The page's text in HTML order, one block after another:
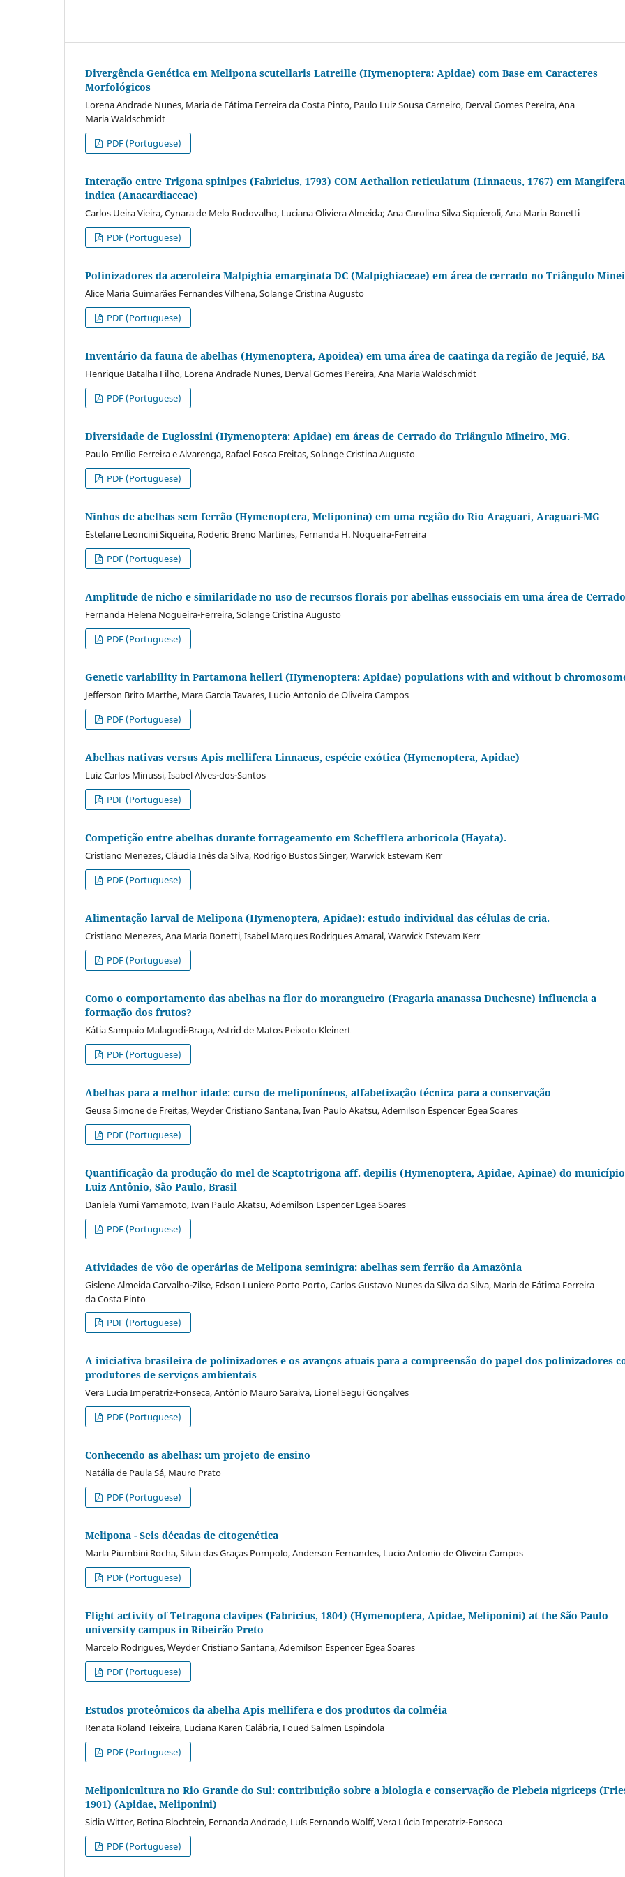
Divergência Genética em Melipona scutellaris Latreille (Hymenoptera: Apidae) com Base em Caracteres
Morfológicos
Lorena Andrade Nunes, Maria de Fátima Ferreira da Costa Pinto, Paulo Luiz Sousa Carneiro, Derval Gomes Pereira, Ana
Maria Waldschmidt
PDF (Portuguese)
Interação entre Trigona spinipes (Fabricius, 1793) COM Aethalion reticulatum (Linnaeus, 1767) em Mangifera
indica (Anacardiaceae)
Carlos Ueira Vieira, Cynara de Melo Rodovalho, Luciana Oliviera Almeida; Ana Carolina Silva Siquieroli, Ana Maria Bonetti
PDF (Portuguese)
Polinizadores da aceroleira Malpighia emarginata DC (Malpighiaceae) em área de cerrado no Triângulo
Alice Maria Guimarães Fernandes Vilhena, Solange Cristina Augusto
PDF (Portuguese)
Inventário da fauna de abelhas (Hymenoptera, Apoidea) em uma área de caatinga da região de Jequié, BA
Henrique Batalha Filho, Lorena Andrade Nunes, Derval Gomes Pereira, Ana Maria Waldschmidt
PDF (Portuguese)
Diversidade de Euglossini (Hymenoptera: Apidae) em áreas de Cerrado do Triângulo Mineiro, MG.
Paulo Emílio Ferreira e Alvarenga, Rafael Fosca Freitas, Solange Cristina Augusto
PDF (Portuguese)
Ninhos de abelhas sem ferrão (Hymenoptera, Meliponina) em uma região do Rio Araguari, Araguari-MG
Estefane Leoncini Siqueira, Roderic Breno Martines, Fernanda H. Noqueira-Ferreira
PDF (Portuguese)
Amplitude de nicho e similaridade no uso de recursos florais por abelhas eussociais em uma área de Cerrado
Fernanda Helena Nogueira-Ferreira, Solange Cristina Augusto
PDF (Portuguese)
Genetic variability in Partamona helleri (Hymenoptera: Apidae) populations with and without b
Jefferson Brito Marthe, Mara Garcia Tavares, Lucio Antonio de Oliveira Campos
PDF (Portuguese)
Abelhas nativas versus Apis mellifera Linnaeus, espécie exótica (Hymenoptera, Apidae)
Luiz Carlos Minussi, Isabel Alves-dos-Santos
PDF (Portuguese)
Competição entre abelhas durante forrageamento em Schefflera arboricola (Hayata).
Cristiano Menezes, Cláudia Inês da Silva, Rodrigo Bustos Singer, Warwick Estevam Kerr
PDF (Portuguese)
Alimentação larval de Melipona (Hymenoptera, Apidae): estudo individual das células de cria.
Cristiano Menezes, Ana Maria Bonetti, Isabel Marques Rodrigues Amaral, Warwick Estevam Kerr
PDF (Portuguese)
Como o comportamento das abelhas na flor do morangueiro (Fragaria ananassa Duchesne) influencia a
formação dos frutos?
Kátia Sampaio Malagodi-Braga, Astrid de Matos Peixoto Kleinert
PDF (Portuguese)
Abelhas para a melhor idade: curso de meliponíneos, alfabetização técnica para a conservação
Geusa Simone de Freitas, Weyder Cristiano Santana, Ivan Paulo Akatsu, Ademilson Espencer Egea Soares
PDF (Portuguese)
Quantificação da produção do mel de Scaptotrigona aff. depilis (Hymenoptera, Apidae, Apinae) do
Luiz Antônio, São Paulo, Brasil
Daniela Yumi Yamamoto, Ivan Paulo Akatsu, Ademilson Espencer Egea Soares
PDF (Portuguese)
Atividades de vôo de operárias de Melipona seminigra: abelhas sem ferrão da Amazônia
Gislene Almeida Carvalho-Zilse, Edson Luniere Porto Porto, Carlos Gustavo Nunes da Silva da Silva, Maria de Fátima Ferreira
da Costa Pinto
PDF (Portuguese)
A iniciativa brasileira de polinizadores e os avanços atuais para a compreensão do papel dos polinizadores
produtores de serviços ambientais
Vera Lucia Imperatriz-Fonseca, Antônio Mauro Saraiva, Lionel Segui Gonçalves
PDF (Portuguese)
Conhecendo as abelhas: um projeto de ensino
Natália de Paula Sá, Mauro Prato
PDF (Portuguese)
Melipona - Seis décadas de citogenética
Marla Piumbini Rocha, Silvia das Graças Pompolo, Anderson Fernandes, Lucio Antonio de Oliveira Campos
PDF (Portuguese)
Flight activity of Tetragona clavipes (Fabricius, 1804) (Hymenoptera, Apidae, Meliponini) at the São Paulo
university campus in Ribeirão Preto
Marcelo Rodrigues, Weyder Cristiano Santana, Ademilson Espencer Egea Soares
PDF (Portuguese)
Estudos proteômicos da abelha Apis mellifera e dos produtos da colméia
Renata Roland Teixeira, Luciana Karen Calábria, Foued Salmen Espindola
PDF (Portuguese)
Meliponicultura no Rio Grande do Sul: contribuição sobre a biologia e conservação de Plebeia nigriceps
1901) (Apidae, Meliponini)
Sidia Witter, Betina Blochtein, Fernanda Andrade, Luís Fernando Wolff, Vera Lúcia Imperatriz-Fonseca
PDF (Portuguese)